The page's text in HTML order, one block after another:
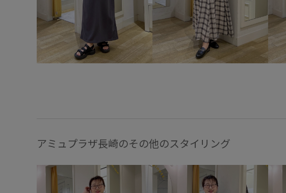
アミュプラザ長崎のその他のスタイリング